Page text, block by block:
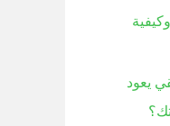
يعود